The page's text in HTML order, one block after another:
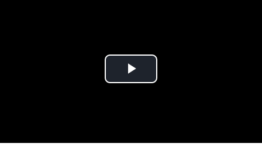
Play Video